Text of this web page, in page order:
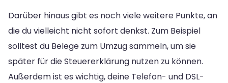
Darüber hinaus gibt es noch viele weitere Punkte, an
die du vielleicht nicht sofort denkst. Zum Beispiel
solltest du Belege zum Umzug sammeln, um sie
später für die Steuererklärung nutzen zu können.
Außerdem ist es wichtig, deine Telefon- und DSL-